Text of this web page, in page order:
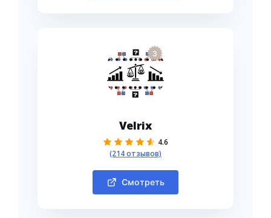
3
Velrix
4.6
(214 отзывов)
Смотреть